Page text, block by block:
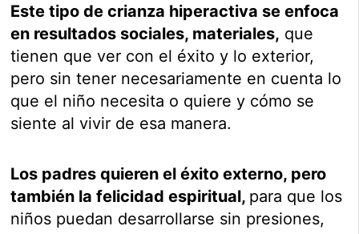
Este tipo de crianza hiperactiva se enfoca
en resultados sociales, materiales, que
tienen que ver con el éxito y lo exterior,
pero sin tener necesariamente en cuenta lo
que el niño necesita o quiere y cómo se
siente al vivir de esa manera.
Los padres quieren el éxito externo, pero
también la felicidad espiritual, para que los
niños puedan desarrollarse sin presiones,